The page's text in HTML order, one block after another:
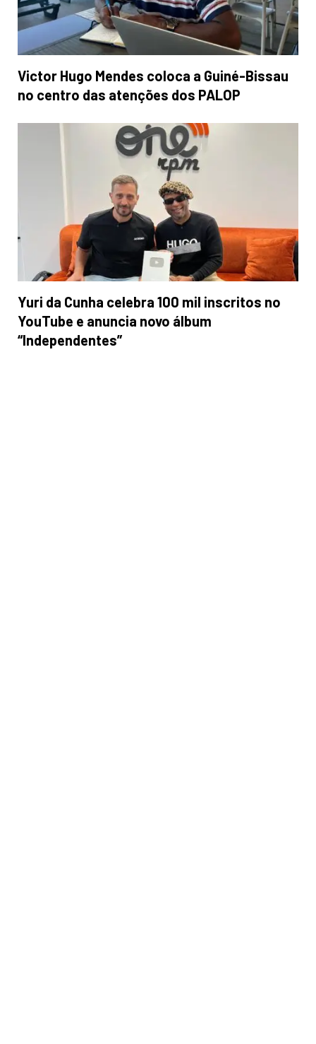
Victor Hugo Mendes coloca a Guiné-Bissau
no centro das atenções dos PALOP
Yuri da Cunha celebra 100 mil inscritos no
YouTube e anuncia novo álbum
“Independentes”